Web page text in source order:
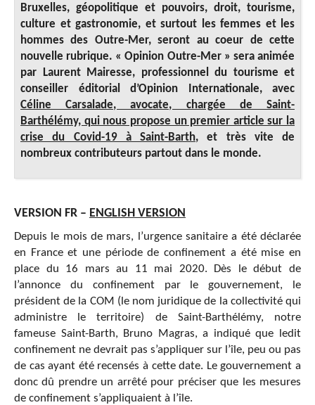
Bruxelles, géopolitique et pouvoirs, droit, tourisme,
culture et gastronomie, et surtout les femmes et les
hommes des Outre-Mer, seront au coeur de cette
nouvelle rubrique. « Opinion Outre-Mer » sera animée
par Laurent Mairesse, professionnel du tourisme et
conseiller éditorial d’Opinion Internationale, avec
Céline Carsalade, avocate, chargée de Saint-
Barthélémy, qui nous propose un premier article sur la
crise du Covid-19 à Saint-Barth, et très vite de
nombreux contributeurs partout dans le monde.
VERSION FR – ENGLISH VERSION
Depuis le mois de mars, l’urgence sanitaire a été déclarée
en France et une période de confinement a été mise en
place du 16 mars au 11 mai 2020. Dès le début de
l’annonce du confinement par le gouvernement, le
président de la COM (le nom juridique de la collectivité qui
administre le territoire) de Saint-Barthélémy, notre
fameuse Saint-Barth, Bruno Magras, a indiqué que ledit
confinement ne devrait pas s’appliquer sur l’île, peu ou pas
de cas ayant été recensés à cette date. Le gouvernement a
donc dû prendre un arrêté pour préciser que les mesures
de confinement s’appliquaient à l’île.